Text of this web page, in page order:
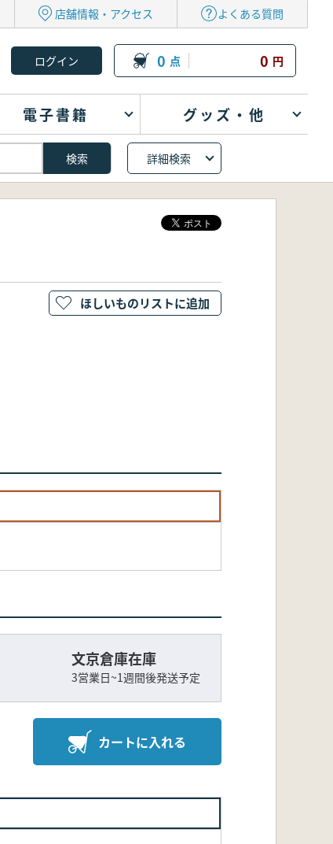
店舗情報・アクセス よくある質問
0 点 0 円
電子書籍 グッズ・他
詳細検索
文京倉庫在庫
3営業日~1週間後発送予定
カートに入れる
ほしいものリストに追加